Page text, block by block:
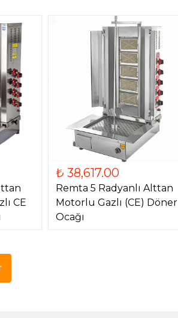
CE
₺ 38,617.00
Remta 5 Radyanlı Alttan
Motorlu Gazlı (CE) Döner
Ocağı